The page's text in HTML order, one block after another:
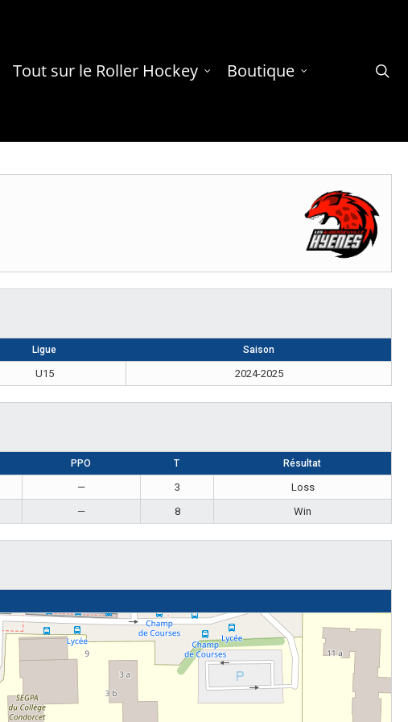
Tout sur le Roller Hockey Boutique
Ligue Saison
U15 2024-2025
PPO T Résultat
— 3
Loss
— 8 Win